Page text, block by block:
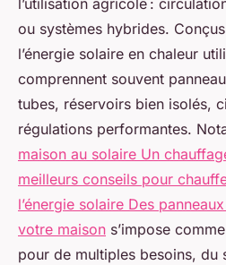
l’utilisation agricole :
ou systèmes hybrides.
l’énergie solaire en chaleur
comprennent souvent
tubes, réservoirs bien isolés,
régulations performantes.
maison au solaire Un
meilleurs conseils pour
l’énergie solaire Des
votre maison s’impose
pour de multiples besoins, du